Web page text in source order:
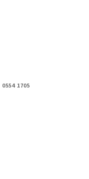
0554 1705